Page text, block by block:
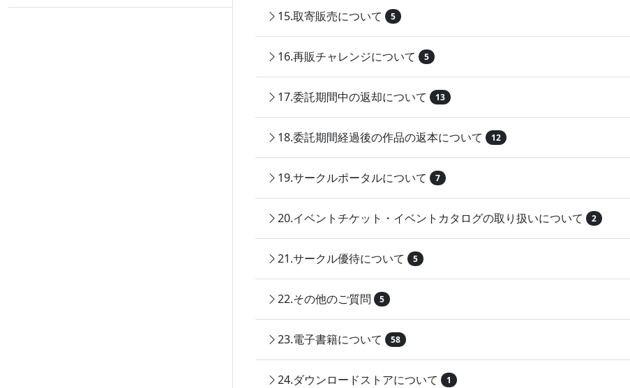
15.取寄販売について 5
16.再販チャレンジについて 5
17.委託期間中の返却について 13
18.委託期間経過後の作品の返本について 12
19.サークルポータルについて 7
20.イベントチケット・イベントカタログの取り扱いについて 2
21.サークル優待について 5
22.その他のご質問 5
23.電子書籍について 58
24.ダウンロードストアについて 1